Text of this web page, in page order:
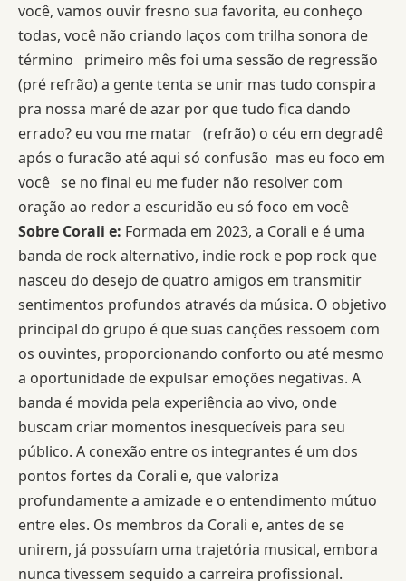
você, vamos ouvir fresno sua favorita, eu conheço
todas, você não criando laços com trilha sonora de
término
primeiro mês foi uma sessão de regressão
(pré refrão)a gente tenta se unir mas tudo conspira
pra nossa maré de azar por que tudo fica dando
errado? eu vou me matar (refrão) o céu em degradê
após o furacão até aqui só confusão mas eu foco em
você se no final eu me fuder não resolver com
oração ao redor a escuridão eu só foco em você
Sobre Corali e: Formada em 2023, a Corali e é uma
banda de rock alternativo, indie rock e pop rock que
nasceu do desejo de quatro amigos em transmitir
sentimentos profundos através da música. O objetivo
principal do grupo é que suas canções ressoem com
os ouvintes, proporcionando conforto ou até mesmo
a oportunidade de expulsar emoções negativas. A
banda é movida pela experiência ao vivo, onde
buscam criar momentos inesquecíveis para seu
público. A conexão entre os integrantes é um dos
pontos fortes da Corali e, que valoriza
profundamente a amizade e o entendimento mútuo
entre eles. Os membros da Corali e, antes de se
unirem, já possuíam uma trajetória musical, embora
nunca tivessem seguido a carreira profissional.